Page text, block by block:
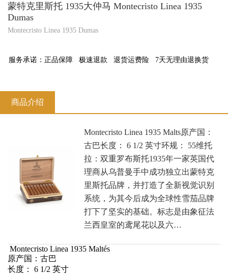
蒙特克里斯托 1935大仲马 Montecristo Linea 1935
Dumas
Montecristo Linea 1935 Dumas
服务承诺： 正品保障 极速退款 退货运费险 7天无理由退换货
商品介绍
Montecristo Linea 1935 Malts原产国：
古巴长度： 6 1/2 英寸环规： 55维托
拉：双重罗布斯托1935年一家英国代
理商从乌普曼手中成功独立出蒙特克
里斯托品牌，并打造了全新视觉识别
系统，为其今后成为全球性雪茄品牌
打下了坚实的基础。标志是由象征法
兰西皇室的鸢尾花以及六…
Montecristo Linea 1935 Maltés
原产国：古巴
长度： 6 1/2 英寸